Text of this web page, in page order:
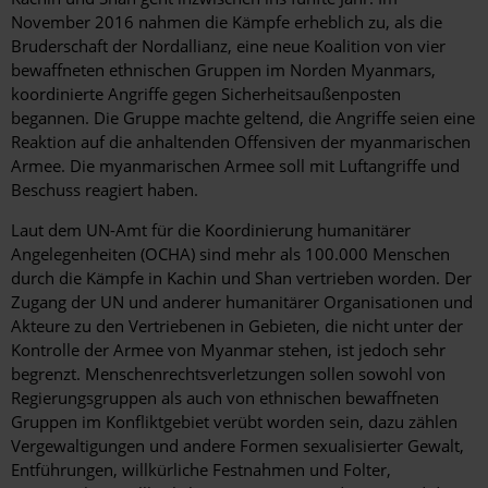
November 2016 nahmen die Kämpfe erheblich zu, als die
Bruderschaft der Nordallianz, eine neue Koalition von vier
bewaffneten ethnischen Gruppen im Norden Myanmars,
koordinierte Angriffe gegen Sicherheitsaußenposten
begannen. Die Gruppe machte geltend, die Angriffe seien eine
Reaktion auf die anhaltenden Offensiven der myanmarischen
Armee. Die myanmarischen Armee soll mit Luftangriffe und
Beschuss reagiert haben.
Laut dem UN-Amt für die Koordinierung humanitärer
Angelegenheiten (OCHA) sind mehr als 100.000 Menschen
durch die Kämpfe in Kachin und Shan vertrieben worden. Der
Zugang der UN und anderer humanitärer Organisationen und
Akteure zu den Vertriebenen in Gebieten, die nicht unter der
Kontrolle der Armee von Myanmar stehen, ist jedoch sehr
begrenzt. Menschenrechtsverletzungen sollen sowohl von
Regierungsgruppen als auch von ethnischen bewaffneten
Gruppen im Konfliktgebiet verübt worden sein, dazu zählen
Vergewaltigungen und andere Formen sexualisierter Gewalt,
Entführungen, willkürliche Festnahmen und Folter,